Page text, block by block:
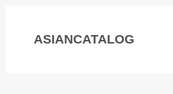
ASIANCATALOG